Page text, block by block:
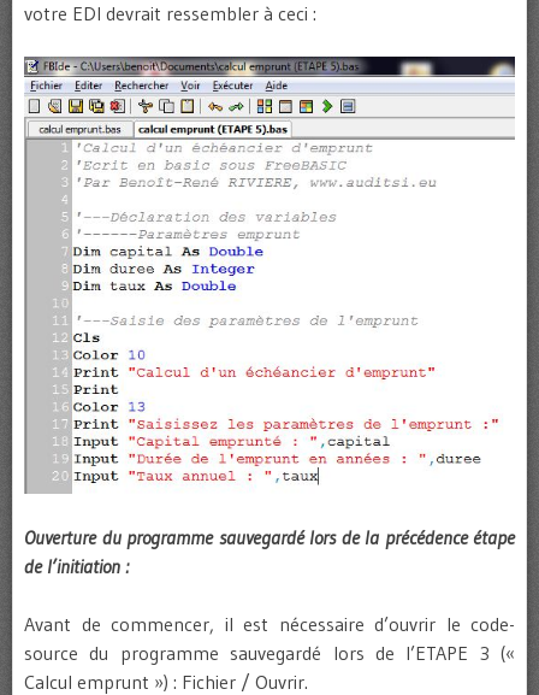
votre EDI devrait ressembler à ceci :
Ouverture du programme sauvegardé lors de la précédence étape
de l’initiation :
Avant de commencer, il est nécessaire d’ouvrir le code-
source du programme sauvegardé lors de l’ETAPE 3 («
Calcul emprunt ») : Fichier / Ouvrir.